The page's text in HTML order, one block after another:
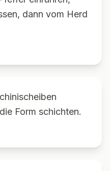
dann vom Herd
Form schichten.